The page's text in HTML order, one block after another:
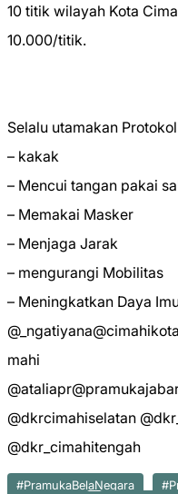
10 titik wilayah Kota
10.000/titik.
Selalu utamakan
– kakak
– Mencui tangan pakai
– Memakai Masker
– Menjaga Jarak
– mengurangi Mobilitas
– Meningkatkan Daya
mahi
@dkrcimahiselatan
@dkr_cimahitengah
#PramukaBelaNegara